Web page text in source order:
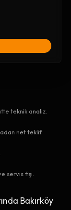
teknik analiz.
net teklif.
servis fişi.
Bakırköy